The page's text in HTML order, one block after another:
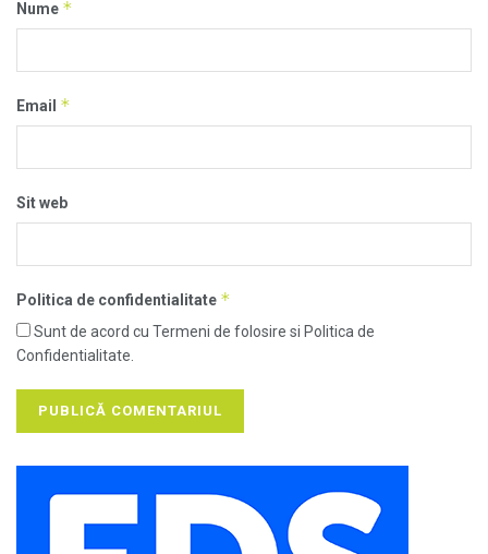
Nume *
Email *
Sit web
Politica de confidentialitate *
Sunt de acord cu Termeni de folosire si Politica de
Confidentialitate.